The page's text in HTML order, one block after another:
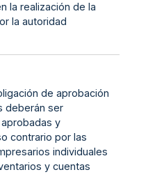
la realización de la
la autoridad
de aprobación
deberán ser
y
contrario por las
individuales
y cuentas